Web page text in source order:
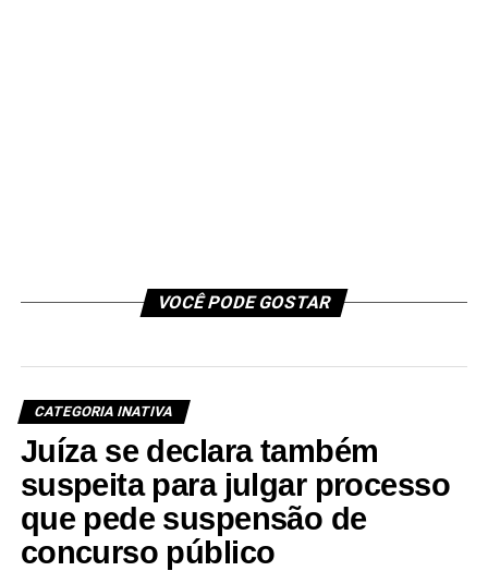
VOCÊ PODE GOSTAR
CATEGORIA INATIVA
Juíza se declara também
suspeita para julgar processo
que pede suspensão de
concurso público